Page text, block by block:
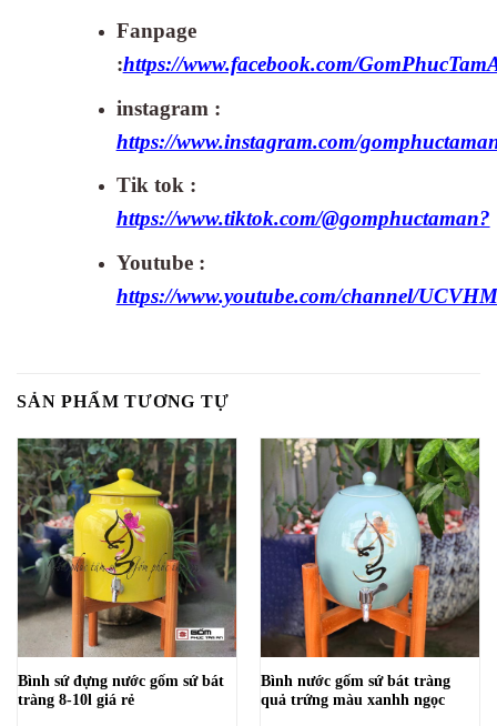
Fanpage
:https://www.facebook.com/
instagram :
https://www.instagram.com/
Tik tok :
https://www.tiktok.com/@gomphuctaman?
Youtube :
https://www.youtube.com/channel/
SẢN PHẨM TƯƠNG TỰ
Bình sứ đựng nước gốm sứ bát
tràng 8-10l giá rẻ
Bình nước gốm sứ bát tràng
quả trứng màu xanhh ngọc